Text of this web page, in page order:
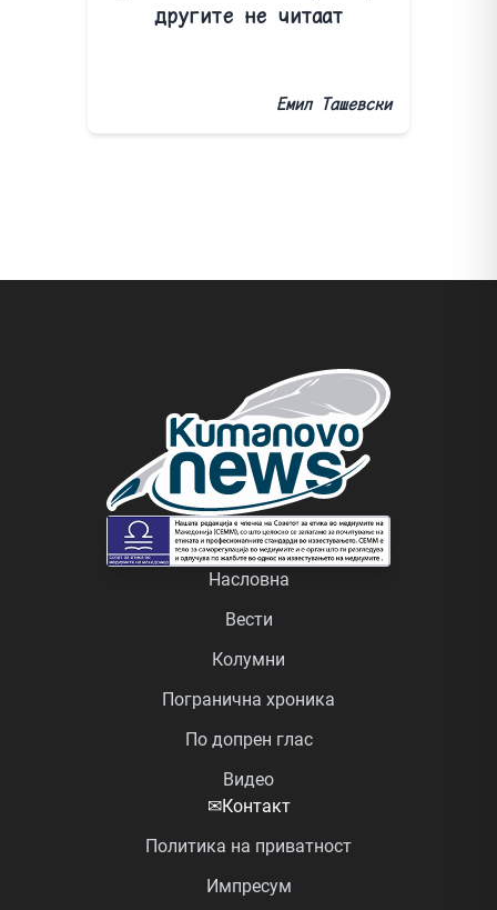
другите не читаат
Емил Ташевски
Насловна
Вести
Колумни
Погранична хроника
По допрен глас
Видео
✉Контакт
Политика на приватност
Импресум